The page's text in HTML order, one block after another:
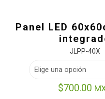
Panel LED
JLPP-40X
$700.00